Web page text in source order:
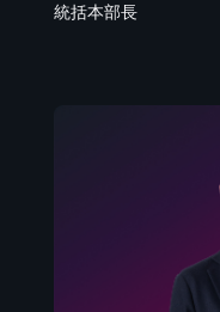
統括本部長